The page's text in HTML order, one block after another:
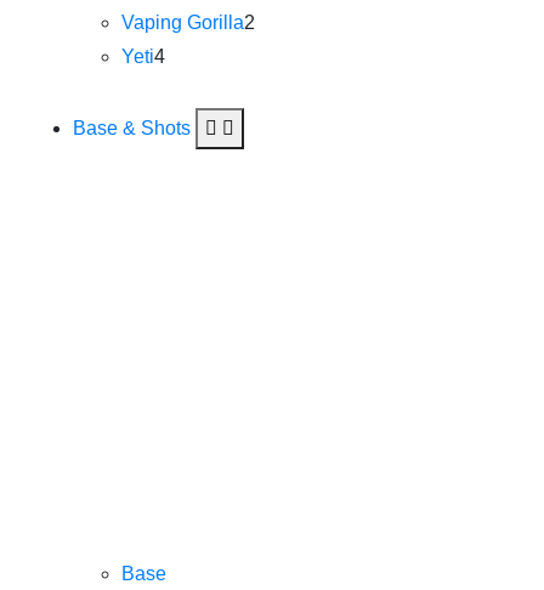
Vaping Gorilla2
Yeti4
Base & Shots
Base